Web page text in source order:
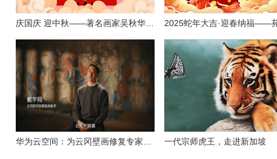
一代宗师虎王，走进新加坡